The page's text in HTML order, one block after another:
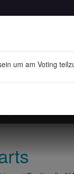
um am Voting